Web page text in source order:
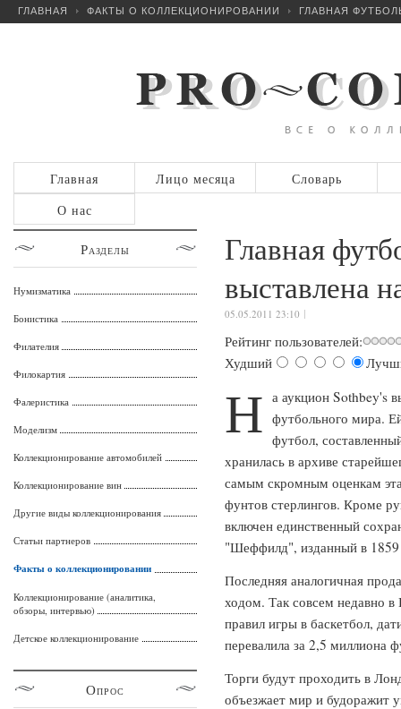
ГЛАВНАЯ ФАКТЫ О КОЛЛЕКЦИОНИРОВАНИИ ГЛАВНАЯ
Главная Лицо месяца
Словарь
О нас
Главная
выставлена
05.05.2011 23:10
Рейтинг пользователей:
Худший
Н а аукцион Sothbey's
футбольного мира.
футбол,
хранилась в архиве
самым скромным оценкам
фунтов стерлингов. Кроме
включен единственный
"Шеффилд", изданный в 1859
Последняя аналогичная
ходом. Так совсем недавно
правил игры в баскетбол,
перевалила за 2,5 миллиона
Торги будут проходить в
объезжает мир и будоражит
Разделы
Нумизматика
Бонистика
Филателия
Филокартия
Фалеристика
Моделизм
Коллекционирование автомобилей
Коллекционирование вин
Другие виды коллекционирования
Статьи партнеров
Факты о коллекционировании
Коллекционирование (аналитика,
обзоры, интервью)
Детское коллекционирование
Опрос